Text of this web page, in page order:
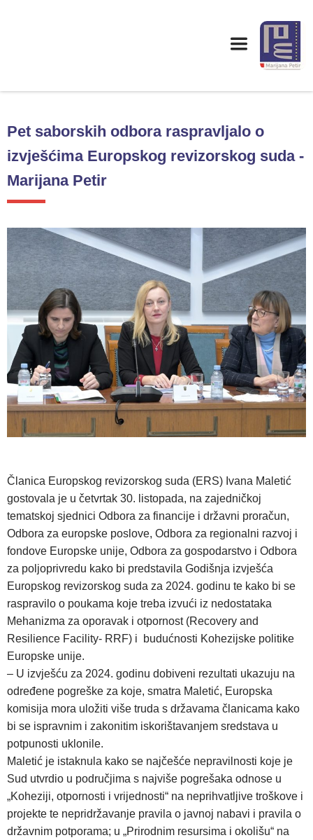
Pet saborskih odbora raspravljalo o
izvješćima Europskog revizorskog suda -
Marijana Petir
Članica Europskog revizorskog suda (ERS) Ivana Maletić
gostovala je u četvrtak 30. listopada, na zajedničkoj
tematskoj sjednici Odbora za financije i državni proračun,
Odbora za europske poslove, Odbora za regionalni razvoj i
fondove Europske unije, Odbora za gospodarstvo i Odbora
za poljoprivredu kako bi predstavila Godišnja izvješća
Europskog revizorskog suda za 2024. godinu te kako bi se
raspravilo o poukama koje treba izvući iz nedostataka
Mehanizma za oporavak i otpornost (Recovery and
Resilience Facility- RRF) i budućnosti Kohezijske politike
Europske unije.
– U izvješću za 2024. godinu dobiveni rezultati ukazuju na
određene pogreške za koje, smatra Maletić, Europska
komisija mora uložiti više truda s državama članicama kako
bi se ispravnim i zakonitim iskorištavanjem sredstava u
potpunosti uklonile.
Maletić je istaknula kako se najčešće nepravilnosti koje je
Sud utvrdio u područjima s najviše pogrešaka odnose u
„Koheziji, otpornosti i vrijednosti“ na neprihvatljive troškove i
projekte te nepridržavanje pravila o javnoj nabavi i pravila o
državnim potporama; u „Prirodnim resursima i okolišu“ na